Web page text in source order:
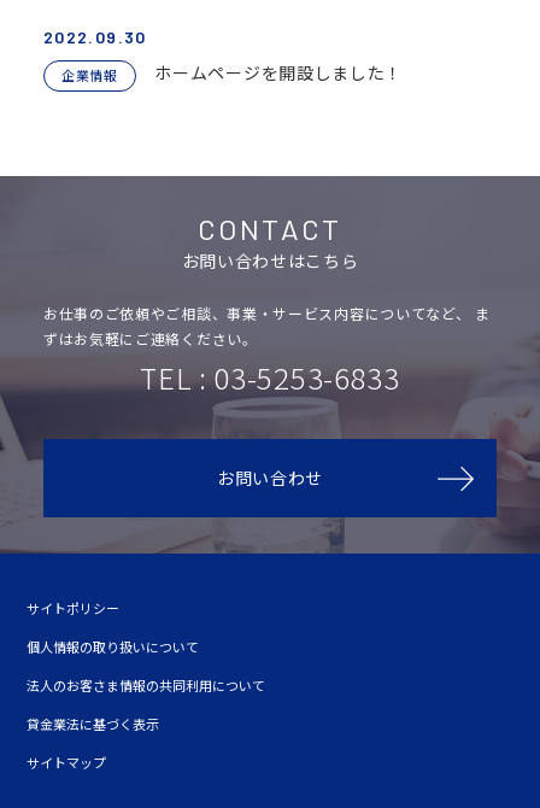
2022.09.30
企業情報 ホームページを開設しました！
CONTACT
お問い合わせはこちら
お仕事のご依頼やご相談、事業・サービス内容についてなど、
ま
ずはお気軽にご連絡ください。
TEL : 03-5253-6833
お問い合わせ
サイトポリシー
個人情報の取り扱いについて
法人のお客さま情報の共同利用について
貸金業法に基づく表示
サイトマップ